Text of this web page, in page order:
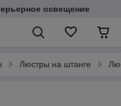
освещение
Люстры на штанге